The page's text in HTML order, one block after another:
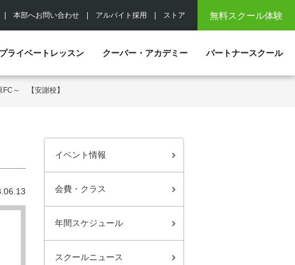
無料スクール体験
本部へお問い合わせ アルバイト採用 ストア
プライベートレッスン クーバー・アカデミー パートナースクール
～ 【安謝校】
イベント情報
会費・クラス
年間スケジュール
スクールニュース